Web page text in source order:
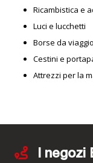
Ricambistica e
Luci e lucchetti
Borse da viaggio
Cestini e
Attrezzi per la
I negozi